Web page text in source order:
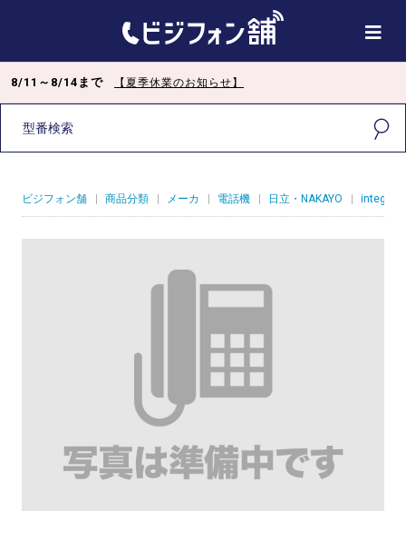
8/11～8/14まで 【夏季休業のお知らせ】
ビジフォン舗 商品分類 メーカ 電話機 日立・NAKAYO integral-